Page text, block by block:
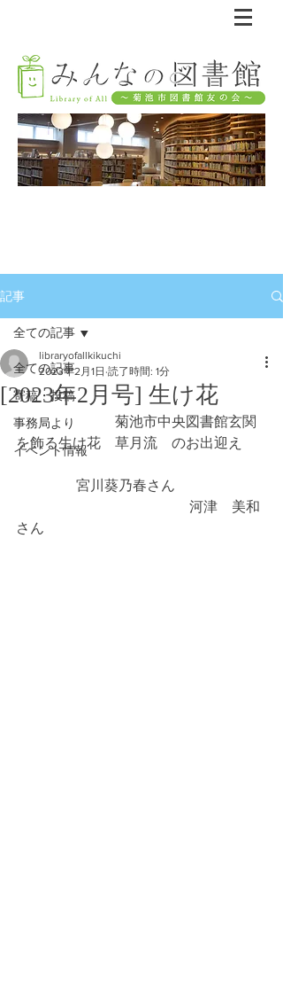
記事
全ての記事
寄稿・投稿
事務局より
イベント情報
全ての記事
[2023年2月号] 生け花
libraryofallkikuchi
2023年2月1日 読了時間: 1分
菊池市中央図書館玄関
を飾る生け花　草月流　のお出迎え
                         　　　　　　河津　美和
さん